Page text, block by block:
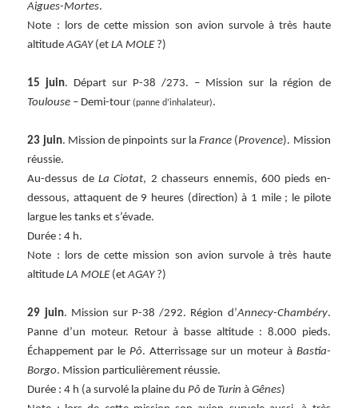
Aigues-Mortes.
Note : lors de cette mission son avion survole à très haute
altitudeAGAY(etLA MOLE?)
15 juin. Départ sur P-38 /273. – Mission sur la région de
Toulouse – Demi-tour (panne d’inhalateur).
23 juin. Mission de pinpoints sur laFrance (Provence). Mission
réussie.
Au-dessus deLa Ciotat, 2 chasseurs ennemis, 600 pieds en-
dessous, attaquent de 9 heures (direction) à 1 mile ; le pilote
largue les tanks et s’évade.
Durée : 4 h.
Note : lors de cette mission son avion survole à très haute
altitudeLA MOLE(etAGAY?)
29 juin. Mission sur P-38 /292. Région d’Annecy-Chambéry.
Panne d’un moteur. Retour à basse altitude : 8.000 pieds.
Échappement par lePô. Atterrissage sur un moteur à Bastia-
Borgo. Mission particulièrement réussie.
Durée : 4 h (a survolé la plaine duPô deTurin àGênes)